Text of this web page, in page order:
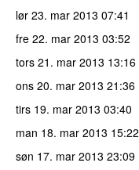
lør 23. mar 2013 07:41
fre 22. mar 2013 03:52
tors 21. mar 2013 13:16
ons 20. mar 2013 21:36
tirs 19. mar 2013 03:40
man 18. mar 2013 15:22
søn 17. mar 2013 23:09